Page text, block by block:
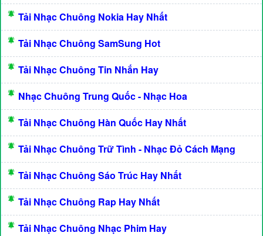
Tải Nhạc Chuông Nokia Hay Nhất
Tải Nhạc Chuông SamSung Hot
Tải Nhạc Chuông Tin Nhắn Hay
Nhạc Chuông Trung Quốc - Nhạc Hoa
Tải Nhạc Chuông Hàn Quốc Hay Nhất
Tải Nhạc Chuông Trữ Tình - Nhạc Đỏ Cách Mạng
Tải Nhạc Chuông Sáo Trúc Hay Nhất
Tải Nhạc Chuông Rap Hay Nhất
Tải Nhạc Chuông Nhạc Phim Hay